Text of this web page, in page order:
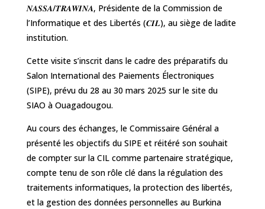
𝑵𝑨𝑺𝑺𝑨/𝑻𝑹𝑨𝑾𝑰𝑵𝑨, Présidente de la Commission de
l’Informatique et des Libertés (𝑪𝑰𝑳), au siège de ladite
institution.
Cette visite s’inscrit dans le cadre des préparatifs du
Salon International des Paiements Électroniques
(SIPE), prévu du 28 au 30 mars 2025 sur le site du
SIAO à Ouagadougou.
Au cours des échanges, le Commissaire Général a
présenté les objectifs du SIPE et réitéré son souhait
de compter sur la CIL comme partenaire stratégique,
compte tenu de son rôle clé dans la régulation des
traitements informatiques, la protection des libertés,
et la gestion des données personnelles au Burkina